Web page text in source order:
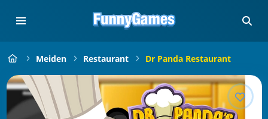
Meiden Restaurant Dr Panda Restaurant